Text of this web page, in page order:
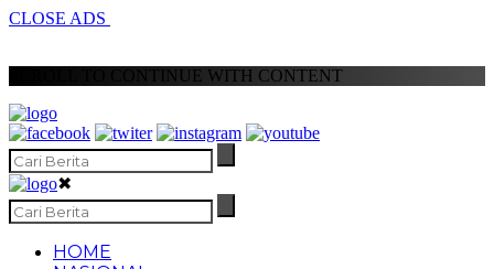
CLOSE ADS
SCROLL TO CONTINUE WITH CONTENT
✖
HOME